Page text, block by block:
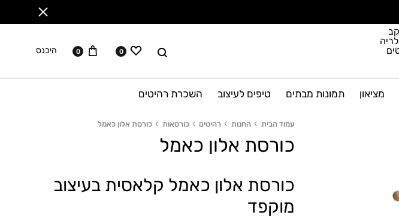
לחפש ווישליסט
0 עגלה
0 היכנס
מציאון תמונות מבתים טיפים לעיצוב השכרת רהיטים
עמוד הבית החנות רהיטים כורסאות כורסת אלון כאמל
כורסת אלון כאמל
כורסת אלון כאמל קלאסית בעיצוב
מוקפד